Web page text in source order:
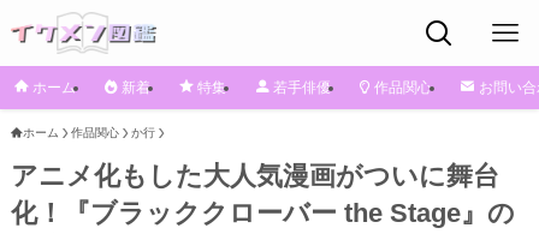
ホーム 新着 特集 若手俳優 作品関心 お問い
ホーム 作品関心 か行
アニメ化もした大人気漫画がついに舞台
化！『ブラッククローバー the Stage』の